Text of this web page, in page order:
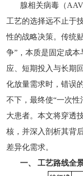
腺相关病毒（
工艺的选择远不止于
性的战略决策。传统
争”，本质是固定成
应、短期投入与长期
化放量需求时，错误
不下，最终使“一次
大患者。本文将穿透
核，并深入剖析其背
差异化需求。
一、工艺路线全